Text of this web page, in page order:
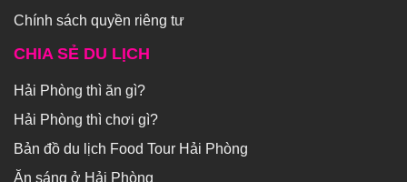
Chính sách quyền riêng tư
CHIA SẺ DU LỊCH
Hải Phòng thì ăn gì?
Hải Phòng thì chơi gì?
Bản đồ du lịch Food Tour Hải Phòng
Ăn sáng ở Hải Phòng